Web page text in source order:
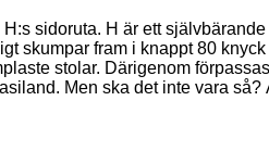
sidoruta. H är ett
skumpar fram i knappt 80 knyck
stolar. Därigenom
Men ska det inte vara så?